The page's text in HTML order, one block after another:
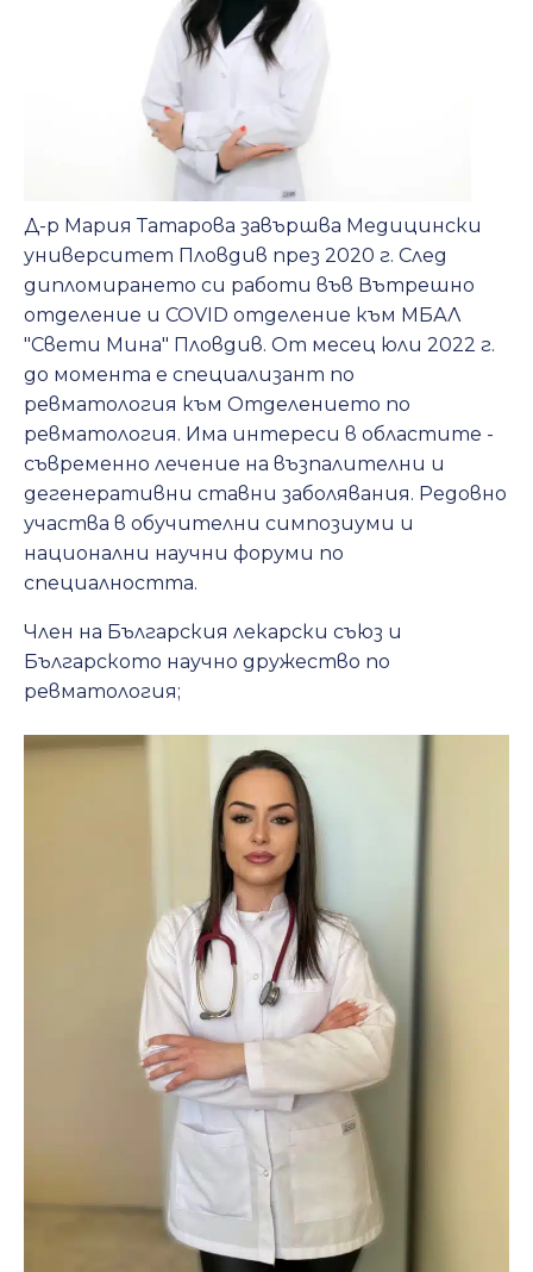
Д-р Мария Татарова завършва Медицински
университет Пловдив през 2020 г. След
дипломирането си работи във Вътрешно
отделение и COVID отделение към МБАЛ
"Свети Мина" Пловдив. От месец юли 2022 г.
до момента e специализант по
ревматология към Отделението по
ревматология. Има интереси в областите -
съвременно лечение на възпалителни и
дегенеративни ставни заболявания. Редовно
участва в обучителни симпозиуми и
национални научни форуми по
специалността.
Член на Българския лекарски съюз и
Българското научно дружество по
ревматология;